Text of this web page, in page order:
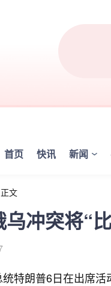
首页 快讯 新闻
正文
冲突将“
特朗普6日在出席活